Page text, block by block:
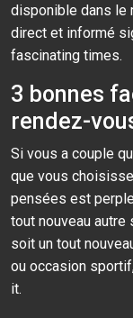
disponible dans le
direct et informé
fascinating times.
3 bonnes
rendez-
Si vous a couple
que vous
pensées est
tout nouveau autre
soit un tout
ou occasion
it.